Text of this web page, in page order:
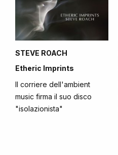
STEVE ROACH
Etheric Imprints
Il corriere dell'ambient
music firma il suo disco
"isolazionista"